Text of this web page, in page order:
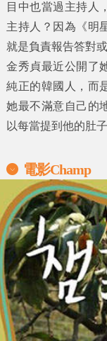
目中也當過主持人
主持人？因為 《明
就是負責報告答對
金秀貞最近公開了
純正的韓國人，而
她最不滿意自己的
以每當提到他的肚
電影Champ